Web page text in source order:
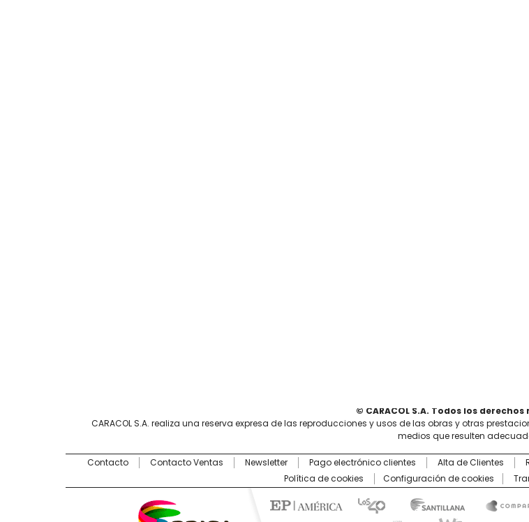
© CARACOL S.A. Todos los
CARACOL S.A. realiza una reserva expresa de las reproducciones y usos de las obras y otras
medios que resulten
Contacto Contacto Ventas Newsletter Pago electrónico clientes Alta de Clientes
Política de cookies
Configuración de cookies